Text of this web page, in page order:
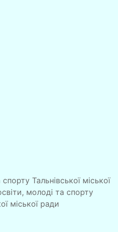
Тальнівської міської
молоді та спорту
міської ради